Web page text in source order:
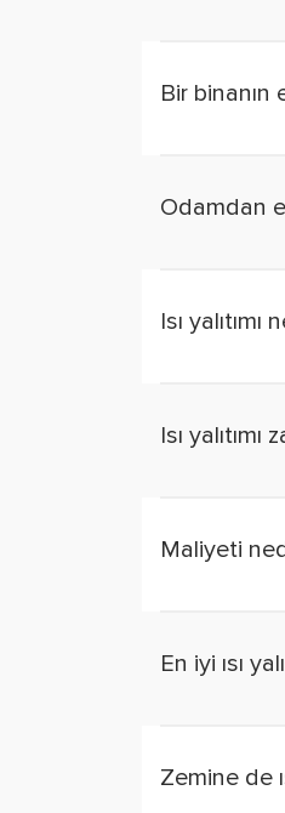
Bir binanın
Odamdan
Isı
Isı
Maliyeti
En iyi ısı
Zemine de